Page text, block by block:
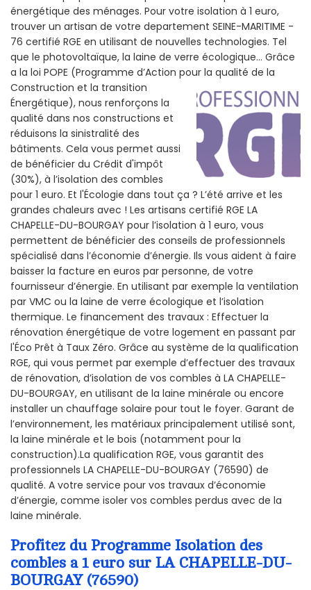
énergétique des ménages. Pour votre isolation à 1 euro,
trouver un artisan de votre departement SEINE-MARITIME -
76 certifié RGE en utilisant de nouvelles technologies. Tel
que le photovoltaïque, la laine de verre écologique... Grâce
a la loi POPE (Programme d’Action pour la qualité de la
Construction et la transition
Énergétique), nous renforçons la
qualité dans nos constructions et
réduisons la sinistralité des
bâtiments. Cela vous permet aussi
de bénéficier du Crédit d'impôt
(30%), à l’isolation des combles
pour 1 euro. Et l'Écologie dans tout ça ? L’été arrive et les
grandes chaleurs avec ! Les artisans certifié RGE LA
CHAPELLE-DU-BOURGAY pour l’isolation à 1 euro, vous
permettent de bénéficier des conseils de professionnels
spécialisé dans l’économie d’énergie. Ils vous aident à faire
baisser la facture en euros par personne, de votre
fournisseur d’énergie. En utilisant par exemple la ventilation
par VMC ou la laine de verre écologique et l’isolation
thermique. Le financement des travaux : Effectuer la
rénovation énergétique de votre logement en passant par
l'Éco Prêt à Taux Zéro. Grâce au système de la qualification
RGE, qui vous permet par exemple d’effectuer des travaux
de rénovation, d’isolation de vos combles à LA CHAPELLE-
DU-BOURGAY, en utilisant de la laine minérale ou encore
installer un chauffage solaire pour tout le foyer. Garant de
l’environnement, les matériaux principalement utilisé sont,
la laine minérale et le bois (notamment pour la
construction).La qualification RGE, vous garantit des
professionnels LA CHAPELLE-DU-BOURGAY (76590) de
qualité. A votre service pour vos travaux d’économie
d’énergie, comme isoler vos combles perdus avec de la
laine minérale.
Profitez du Programme Isolation des
combles a 1 euro sur LA CHAPELLE-DU-
BOURGAY (76590)